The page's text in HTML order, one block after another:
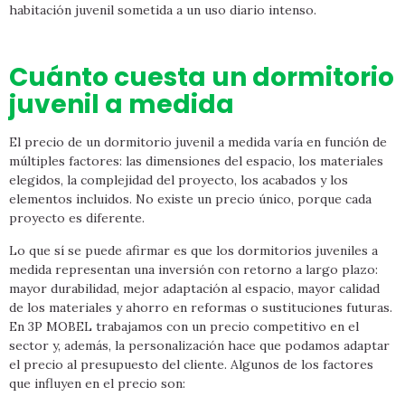
habitación juvenil sometida a un uso diario intenso.
Cuánto cuesta un dormitorio
juvenil a medida
El precio de un dormitorio juvenil a medida varía en función de
múltiples factores: las dimensiones del espacio, los materiales
elegidos, la complejidad del proyecto, los acabados y los
elementos incluidos. No existe un precio único, porque cada
proyecto es diferente.
Lo que sí se puede afirmar es que los dormitorios juveniles a
medida representan una inversión con retorno a largo plazo:
mayor durabilidad, mejor adaptación al espacio, mayor calidad
de los materiales y ahorro en reformas o sustituciones futuras.
En 3P MOBEL trabajamos con un precio competitivo en el
sector y, además, la personalización hace que podamos adaptar
el precio al presupuesto del cliente. Algunos de los factores
que influyen en el precio son: